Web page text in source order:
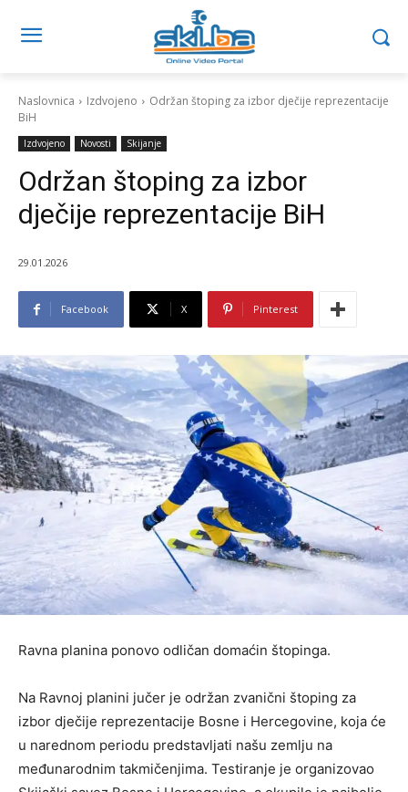
Naslovnica Izdvojeno
Održan štoping za izbor dječije reprezentacije
BiH
Izdvojeno Novosti Skijanje
Održan štoping za izbor
dječije reprezentacije BiH
29.01.2026
Facebook X Pinterest
Ravna planina ponovo odličan domaćin štopinga.
Na Ravnoj planini jučer je održan zvanični štoping za
izbor dječije reprezentacije Bosne i Hercegovine, koja će
u narednom periodu predstavljati našu zemlju na
međunarodnim takmičenjima. Testiranje je organizovao